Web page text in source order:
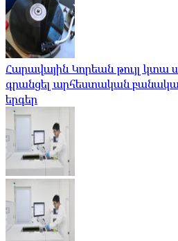
Հարավային Կորեան թույլ կտա
գրանցել արհեստական
երգեր